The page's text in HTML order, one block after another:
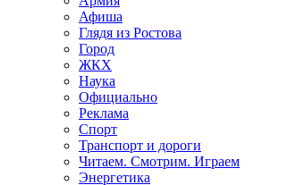
Афиша
Глядя из Ростова
Город
ЖКХ
Наука
Официально
Реклама
Спорт
Транспорт и дороги
Читаем. Смотрим. Играем
Энергетика